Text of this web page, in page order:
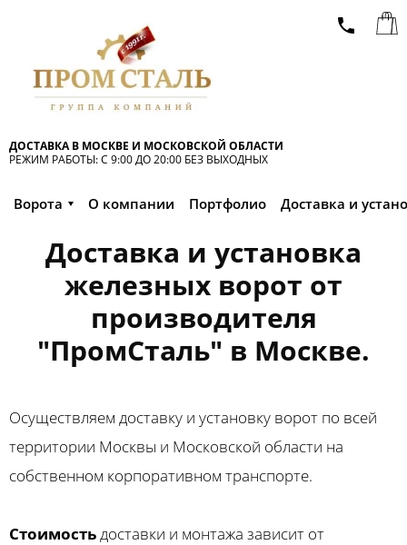
ДОСТАВКА В МОСКВЕ И МОСКОВСКОЙ ОБЛАСТИ
РЕЖИМ РАБОТЫ: С 9:00 ДО 20:00 БЕЗ ВЫХОДНЫХ
Ворота О компании Портфолио Доставка и
Доставка и установка
железных ворот от
производителя
"ПромСталь" в Москве.
Осуществляем доставку и установку ворот по всей
территории Москвы и Московской области на
собственном корпоративном транспорте.
Стоимостьдоставки и монтажа зависит от